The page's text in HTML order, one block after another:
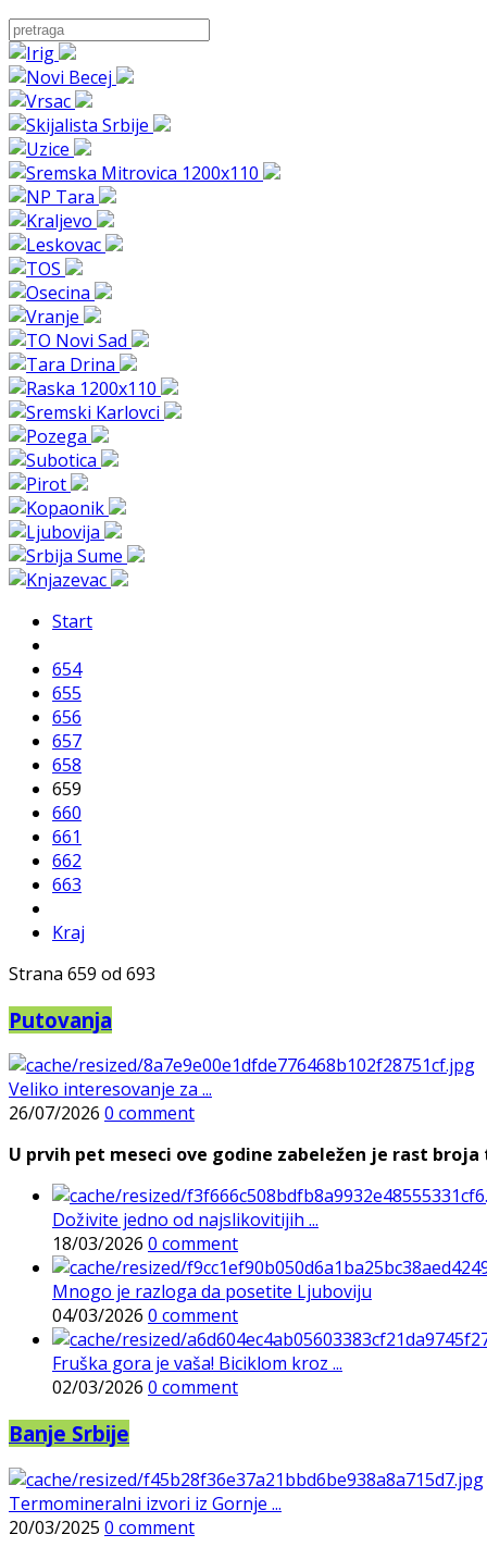
Start
654
655
656
657
658
659
660
661
662
663
Kraj
Strana 659 od 693
Putovanja
Veliko interesovanje za ...
26/07/2026 0 comment
U prvih pet meseci ove godine zabeležen je rast
Doživite jedno od najslikovitijih ...
18/03/2026 0 comment
Mnogo je razloga da posetite Ljuboviju
04/03/2026 0 comment
Fruška gora je vaša! Biciklom kroz ...
02/03/2026 0 comment
Banje Srbije
Termomineralni izvori iz Gornje ...
20/03/2025 0 comment